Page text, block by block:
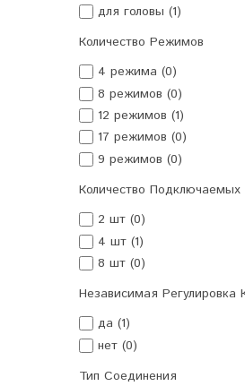
для головы (1)
Количество Режимов
4 режима (0)
8 режимов (0)
12 режимов (1)
17 режимов (0)
9 режимов (0)
Количество Подключаемых
2 шт (0)
4 шт (1)
8 шт (0)
Независимая Регулировка
да (1)
нет (0)
Тип Соединения